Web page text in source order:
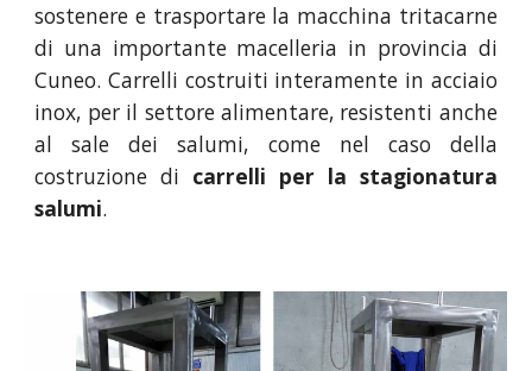
sostenere e trasportare la macchina tritacarne
di una importante macelleria in provincia di
Cuneo. Carrelli costruiti interamente in acciaio
inox, per il settore alimentare, resistenti anche
al sale dei salumi, come nel caso della
costruzione di carrelli per la stagionatura
salumi.